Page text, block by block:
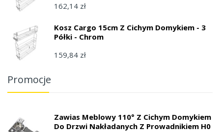
162,14 zł
Kosz Cargo 15cm Z Cichym Domykiem - 3
Półki - Chrom
159,84 zł
Promocje
Zawias Meblowy 110° Z Cichym Domykiem
Do Drzwi Nakładanych Z Prowadnikiem H0